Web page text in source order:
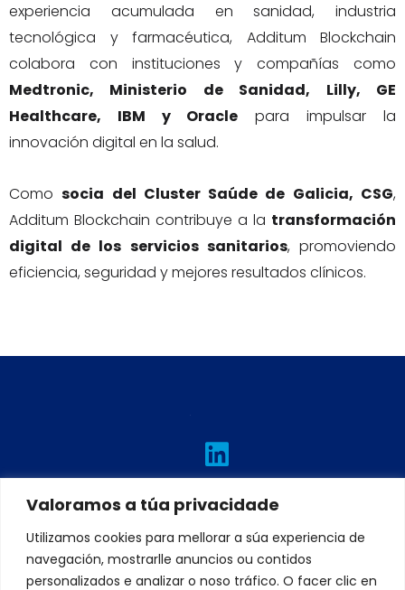
Valoramos a túa privacidade
Utilizamos cookies para mellorar a súa experiencia de
navegación, mostrarlle anuncios ou contidos
personalizados e analizar o noso tráfico. O facer clic en
experiencia acumulada en sanidad, industria
tecnológica y farmacéutica, Additum Blockchain
colabora con instituciones y compañías como
Medtronic, Ministerio de Sanidad, Lilly, GE
Healthcare, IBM y Oracle para impulsar la
innovación digital en la salud.
Comosocia del Cluster Saúde de Galicia, CSG,
Additum Blockchain contribuye a la transformación
digital de los servicios sanitarios, promoviendo
eficiencia, seguridad y mejores resultados clínicos.
L
i
n
k
e
d
I
n
s
t
a
g
T
w
i
t
t
e
F
a
c
e
b
o
Y
o
u
t
u
b